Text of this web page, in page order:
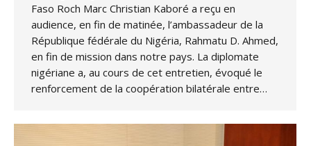
Faso Roch Marc Christian Kaboré a reçu en
audience, en fin de matinée, l’ambassadeur de la
République fédérale du Nigéria, Rahmatu D. Ahmed,
en fin de mission dans notre pays. La diplomate
nigériane a, au cours de cet entretien, évoqué le
renforcement de la coopération bilatérale entre…